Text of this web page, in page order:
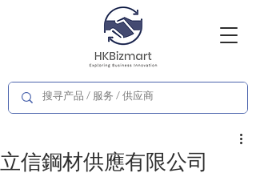
立信鋼材供應有限公司